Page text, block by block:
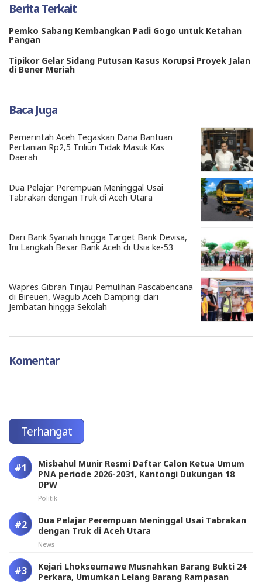
Berita Terkait
Pemko Sabang Kembangkan Padi Gogo untuk Ketahan
Pangan
Tipikor Gelar Sidang Putusan Kasus Korupsi Proyek Jalan
di Bener Meriah
Baca Juga
Pemerintah Aceh Tegaskan Dana Bantuan
Pertanian Rp2,5 Triliun Tidak Masuk Kas
Daerah
Dua Pelajar Perempuan Meninggal Usai
Tabrakan dengan Truk di Aceh Utara
Dari Bank Syariah hingga Target Bank Devisa,
Ini Langkah Besar Bank Aceh di Usia ke-53
Wapres Gibran Tinjau Pemulihan Pascabencana
di Bireuen, Wagub Aceh Dampingi dari
Jembatan hingga Sekolah
Komentar
Terhangat
Misbahul Munir Resmi Daftar Calon Ketua Umum
PNA periode 2026-2031, Kantongi Dukungan 18
DPW
Politik
Dua Pelajar Perempuan Meninggal Usai Tabrakan
dengan Truk di Aceh Utara
News
Kejari Lhokseumawe Musnahkan Barang Bukti 24
Perkara, Umumkan Lelang Barang Rampasan